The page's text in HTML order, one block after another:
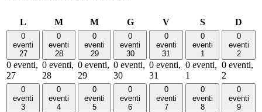
L MmartedìMmercoledì
Ggiovedì Vvenerdì Ssabato D
0
eventi
27
0 eventi,
27
0
eventi
28
0 eventi,
28
0
eventi
29
0 eventi,
29
0
eventi
30
0 eventi,
30
0
eventi
31
0 eventi,
31
0
eventi
1
0 eventi,
1
0
eventi
2
0 eventi,
2
0
eventi
3
0
eventi
4
0
eventi
5
0
eventi
6
0
eventi
7
0
eventi
8
0
eventi
9